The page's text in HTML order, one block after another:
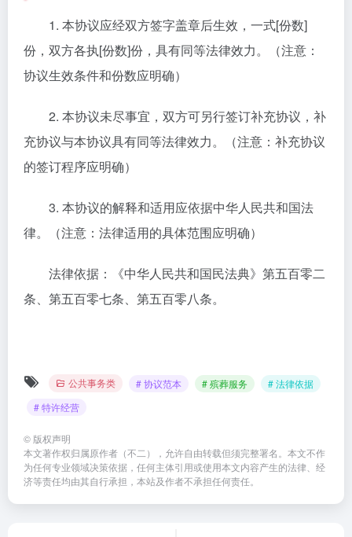
1. 本协议应经双方签字盖章后生效，一式[份数]
份，双方各执[份数]份，具有同等法律效力。（注意：
协议生效条件和份数应明确）
2. 本协议未尽事宜，双方可另行签订补充协议，补
充协议与本协议具有同等法律效力。（注意：补充协议
的签订程序应明确）
3. 本协议的解释和适用应依据中华人民共和国法
律。（注意：法律适用的具体范围应明确）
法律依据：《中华人民共和国民法典》第五百零二
条、第五百零七条、第五百零八条。
公共事务类 # 协议范本 # 殡葬服务
# 法律依据
# 特许经营
© 版权声明
本文著作权归属原作者（不二），允许自由转载但须完整署名。本文不作
为任何专业领域决策依据，任何主体引用或使用本文内容产生的法律、经
济等责任均由其自行承担，本站及作者不承担任何责任。